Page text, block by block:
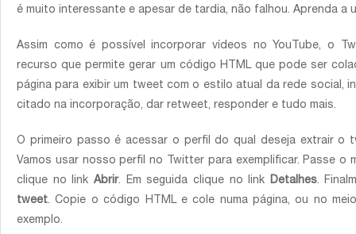
é muito interessante e apesar de tardia, não falhou. Aprenda a
Assim como é possível incorporar vídeos no YouTube, o
recurso que permite gerar um código HTML que pode ser
página para exibir um tweet com o estilo atual da rede social,
citado na incorporação, dar retweet, responder e tudo mais.
O primeiro passo é acessar o perfil do qual deseja extrair o
Vamos usar nosso perfil no Twitter para exemplificar. Passe
clique no link Abrir. Em seguida clique no link Detalhes.
tweet. Copie o código HTML e cole numa página, ou no
exemplo.